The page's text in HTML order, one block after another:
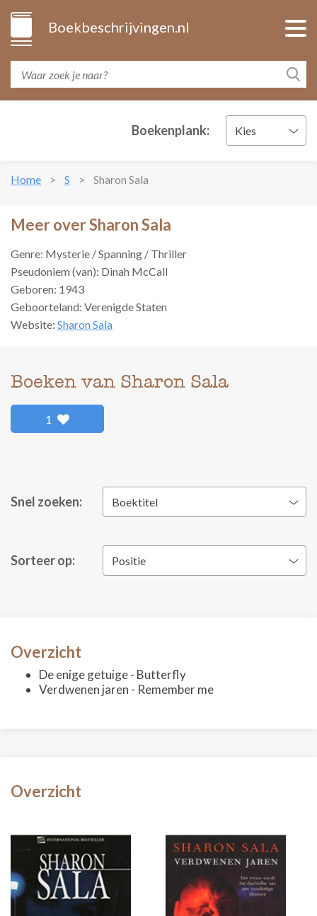
Boekbeschrijvingen.nl
Boekenplank: Kies
Home S Sharon Sala
Meer over Sharon Sala
Genre: Mysterie / Spanning / Thriller
Pseudoniem (van): Dinah McCall
Geboren: 1943
Geboorteland: Verenigde Staten
Website: Sharon Sala
Boeken van Sharon Sala
1
Snel zoeken: Boektitel
Sorteer op: Positie
Overzicht
De enige getuige - Butterfly
Verdwenen jaren - Remember me
Overzicht